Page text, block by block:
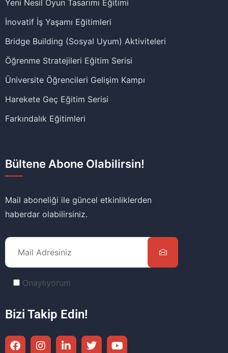
Yeni Nesil Oyun Tasarımı Eğitimi
İnovatif İş Yaşamı Eğitimleri
Bridge Building (Sosyal Uyum) Aktiviteleri
Öğrenme Stratejileri Eğitim Serisi
Üniversite Öğrencileri Gelişim Kampı
Harekete Geç Eğitim Serisi
Farkındalık Eğitimleri
Bültene Abone Olabilirsin!
Mail aboneliği ile güncel etkinliklerden
haberdar olabilirsiniz.
Onaylıyorum
Bizi Takip Edin!